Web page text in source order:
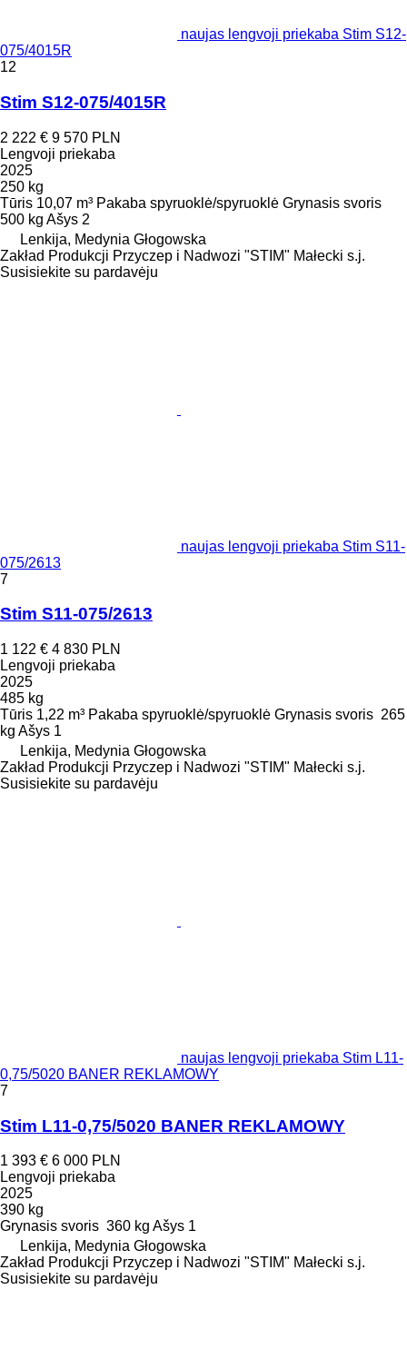
naujas lengvoji priekaba Stim S12-
075/4015R
12
Stim S12-075/4015R
2 222 € 9 570 PLN
Lengvoji priekaba
2025
250 kg
Tūris 10,07 m³ Pakaba spyruoklė/spyruoklė Grynasis svoris
500 kg Ašys 2
Lenkija, Medynia Głogowska
Zakład Produkcji Przyczep i Nadwozi "STIM" Małecki s.j.
Susisiekite su pardavėju
naujas lengvoji priekaba Stim S11-
075/2613
7
Stim S11-075/2613
1 122 € 4 830 PLN
Lengvoji priekaba
2025
485 kg
Tūris 1,22 m³ Pakaba spyruoklė/spyruoklė Grynasis svoris 265
kg Ašys 1
Lenkija, Medynia Głogowska
Zakład Produkcji Przyczep i Nadwozi "STIM" Małecki s.j.
Susisiekite su pardavėju
naujas lengvoji priekaba Stim L11-
0,75/5020 BANER REKLAMOWY
7
Stim L11-0,75/5020 BANER REKLAMOWY
1 393 € 6 000 PLN
Lengvoji priekaba
2025
390 kg
Grynasis svoris 360 kg Ašys 1
Lenkija, Medynia Głogowska
Zakład Produkcji Przyczep i Nadwozi "STIM" Małecki s.j.
Susisiekite su pardavėju